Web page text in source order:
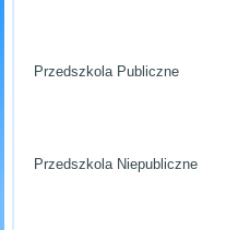
Przedszkola Publiczne
Przedszkola Niepubliczne